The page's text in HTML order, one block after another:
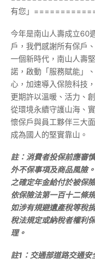
有您」
今年是南山人壽成立60
戶，我們感謝所有保戶
一個新時代，南山人壽
諾，啟動「服務賦能」
心，加速導入保險科技
更期許以溫暖、活力、
從環境永續守護山海、
懷保戶與員工夥伴三大
成為國人的堅實靠山。
註：消費者投保前應審
外不保事項及商品風險
之確定年金給付於被保
依保險法第一百十二條
如涉有規避遺產稅等稅
稅法規定或納稅者權利
理。
註1：交通部道路交通